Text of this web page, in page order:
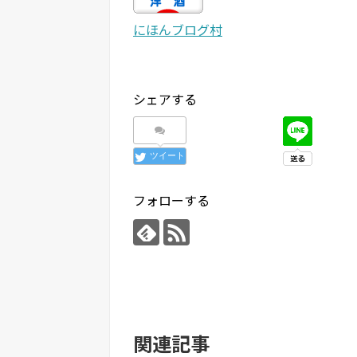
にほんブログ村
シェアする
ツイート
フォローする
関連記事